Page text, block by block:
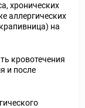
хронических
аллергических
на
кровотечения
и после